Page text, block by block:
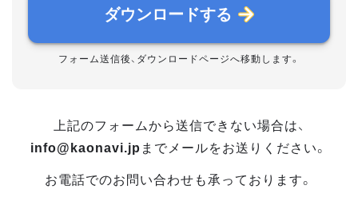
ダウンロードする
フォーム送信後、ダウンロードページへ移動します。
上記のフォームから送信できない場合は、
info@kaonavi.jp までメールをお送りください。
お電話でのお問い合わせも承っております。